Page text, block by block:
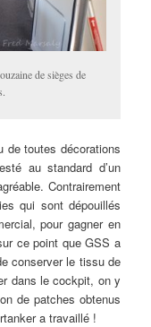
de sièges de
de toutes décorations
au standard d’un
Contrairement
qui sont dépouillés
pour gagner en
ce point que GSS a
conserver le tissu de
dans le cockpit, on y
de patches obtenus
a travaillé !